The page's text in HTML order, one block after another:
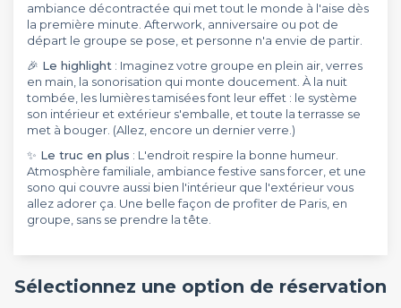
ambiance décontractée qui met tout le monde à l'aise dès
la première minute. Afterwork, anniversaire ou pot de
départ le groupe se pose, et personne n'a envie de partir.
🎉 Le highlight : Imaginez votre groupe en plein air, verres
en main, la sonorisation qui monte doucement. À la nuit
tombée, les lumières tamisées font leur effet : le système
son intérieur et extérieur s'emballe, et toute la terrasse se
met à bouger. (Allez, encore un dernier verre.)
✨ Le truc en plus : L'endroit respire la bonne humeur.
Atmosphère familiale, ambiance festive sans forcer, et une
sono qui couvre aussi bien l'intérieur que l'extérieur vous
allez adorer ça. Une belle façon de profiter de Paris, en
groupe, sans se prendre la tête.
Sélectionnez une option de réservation